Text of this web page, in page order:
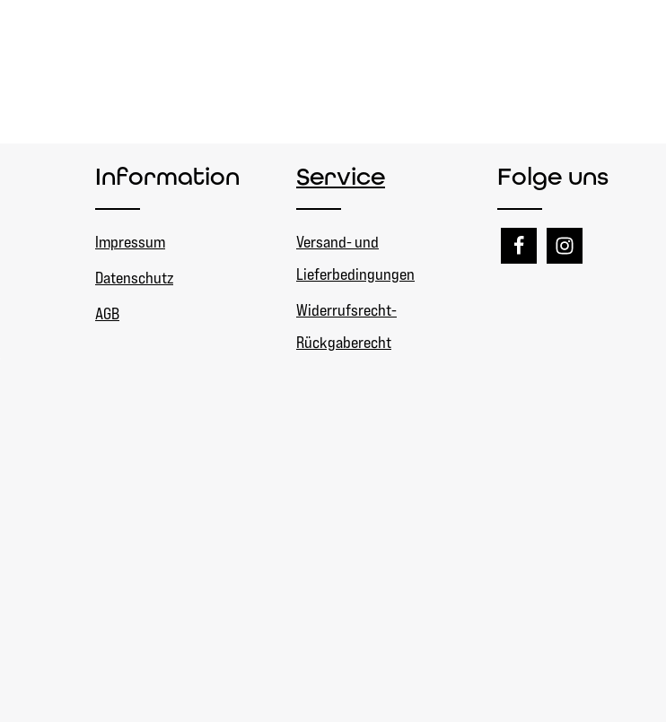
Information
Impressum
Datenschutz
AGB
Service
Versand- und
Lieferbedingungen
Widerrufsrecht-
Rückgaberecht
Folge uns